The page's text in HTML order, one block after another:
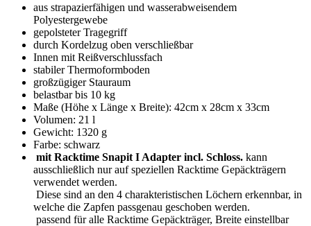
aus strapazierfähigen und wasserabweisendem
Polyestergewebe
gepolsteter Tragegriff
durch Kordelzug oben verschließbar
Innen mit Reißverschlussfach
stabiler Thermoformboden
großzügiger Stauraum
belastbar bis 10 kg
Maße (Höhe x Länge x Breite): 42cm x 28cm x 33cm
Volumen: 21 l
Gewicht: 1320 g
Farbe: schwarz
mit Racktime Snapit I Adapter incl. Schloss. kann
ausschließlich nur auf speziellen Racktime Gepäckträgern
verwendet werden.
Diese sind an den 4 charakteristischen Löchern erkennbar, in
welche die Zapfen passgenau geschoben werden.
passend für alle Racktime Gepäckträger, Breite einstellbar